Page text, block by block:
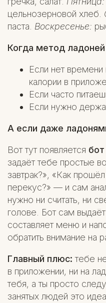
цельнозерновой хлеб.
паста. Воскресенье:
Когда метод
Если нет времени
калории в
Если часто
Если нужно
А если даже
Вот тут появляется
задаёт тебе простые
завтрак?», «Как
перекус?» — и сам
нужно ни считать, ни
голове. Бот сам
составляет меню и
обратить внимание на
Главный плюс: тебе
в приложении, ни на
тебя, а ты просто
занятых людей это